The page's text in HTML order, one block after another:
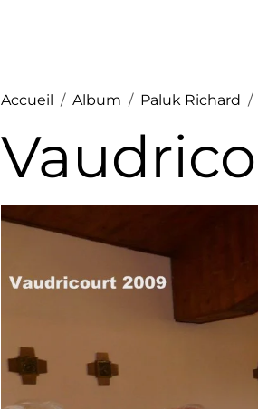
Accueil Album Paluk Richard